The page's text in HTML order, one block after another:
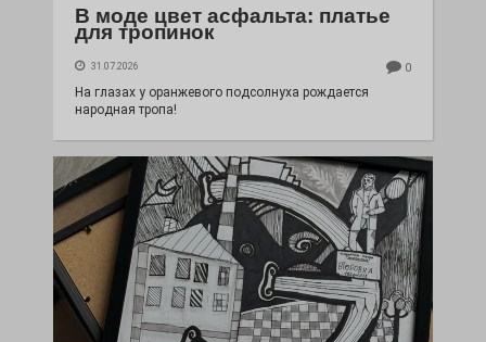
В моде цвет асфальта: платье
для тропинок
31.07.2026 0
На глазах у оранжевого подсолнуха рождается
народная тропа!